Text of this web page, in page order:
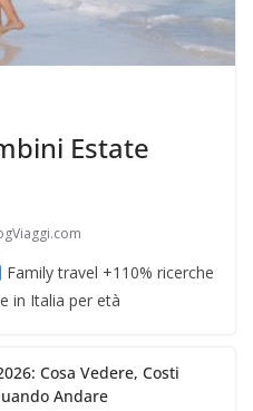
Estate
Family travel +110% ricerche
in Italia per età
Cosa Vedere, Costi
Andare